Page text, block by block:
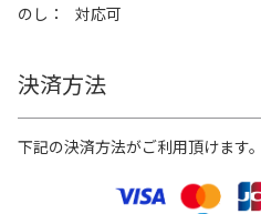
のし
対応可
決済方法
下記の決済方法がご利用頂けます。